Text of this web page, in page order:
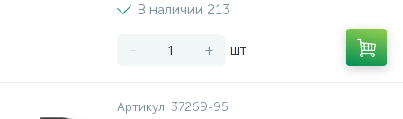
В наличии 213
- + шт
Артикул: 37269-95